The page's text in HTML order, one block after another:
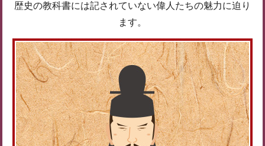
歴史の教科書には記されていない偉人たちの魅力に迫り
ます。